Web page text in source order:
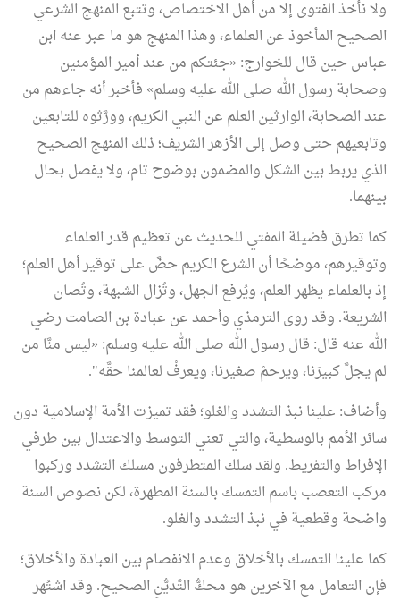
ولا نأخذ الفتوى إلا من أهل الاختصاص، وتتبع المنهج الشرعي
الصحيح المأخوذ عن العلماء، وهذا المنهج هو ما عبر عنه ابن
عباس حين قال للخوارج: «جئتكم من عند أمير المؤمنين
وصحابة رسول الله صلى الله عليه وسلم» فأخبر أنه جاءهم من
عند الصحابة، الوارثين العلم عن النبي الكريم، وورَّثوه للتابعين
وتابعيهم حتى وصل إلى الأزهر الشريف؛ ذلك المنهج الصحيح
الذي يربط بين الشكل والمضمون بوضوح تام، ولا يفصل بحال
بينهما.
كما تطرق فضيلة المفتي للحديث عن تعظيم قدر العلماء
وتوقيرهم، موضحًا أن الشرع الكريم حضَّ على توقير أهل العلم؛
إذ بالعلماء يظهر العلم، ويُرفع الجهل، وتُزال الشبهة، وتُصان
الشريعة. وقد روى الترمذي وأحمد عن عبادة بن الصامت رضي
الله عنه قال: قال رسول الله صلى الله عليه وسلم: «ليس منَّا من
لم يجلَّ كبيرَنا، ويرحمْ صغيرنا، ويعرفْ لعالمنا حقَّه".
وأضاف: علينا نبذ التشدد والغلو؛ فقد تميزت الأمة الإسلامية دون
سائر الأمم بالوسطية، والتي تعني التوسط والاعتدال بين طرفي
الإفراط والتفريط. ولقد سلك المتطرفون مسلك التشدد وركبوا
مركب التعصب باسم التمسك بالسنة المطهرة، لكن نصوص السنة
واضحة وقطعية في نبذ التشدد والغلو.
كما علينا التمسك بالأخلاق وعدم الانفصام بين العبادة والأخلاق؛
فإن التعامل مع الآخرين هو محكُّ التَّديُّنِ الصحيح. وقد اشتُهر